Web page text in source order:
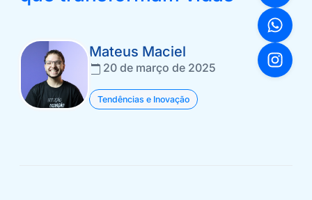
Mateus Maciel
20 de março de 2025
Tendências e Inovação